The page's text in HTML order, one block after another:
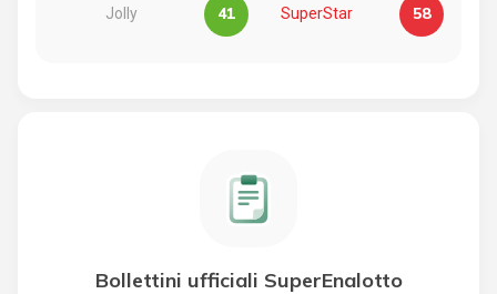
Jolly 41 SuperStar 58
Bollettini ufficiali SuperEnalotto